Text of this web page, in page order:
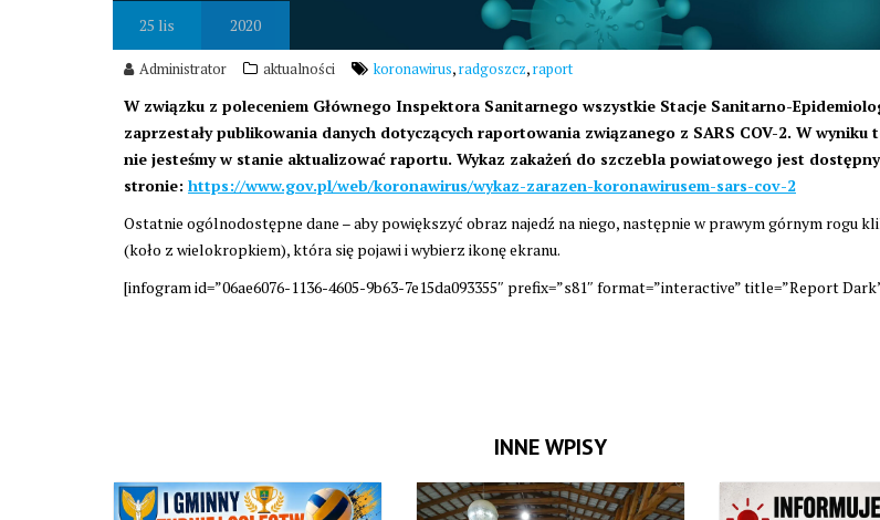
25 lis 2020
Administrator aktualności koronawirus,radgoszcz,raport
W związku z poleceniem Głównego Inspektora Sanitarnego wszystkie Stacje Sanitarno-
zaprzestały publikowania danych dotyczących raportowania związanego z SARS COV-2. W wyniku
nie jesteśmy w stanie aktualizować raportu. Wykaz zakażeń do szczebla powiatowego jest
stronie: https://www.gov.pl/web/koronawirus/wykaz-zarazen-koronawirusem-sars-cov-2
Ostatnie ogólnodostępne dane – aby powiększyć obraz najedź na niego, następnie w prawym górnym rogu
(koło z wielokropkiem), która się pojawi i wybierz ikonę ekranu.
[infogram id=”06ae6076-1136-4605-9b63-7e15da093355″ prefix=”s81″ format=”interactive” title=”Report
INNE WPISY